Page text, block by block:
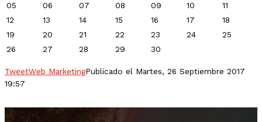
05
06 07 08 09 10
11
12
13 14 15 16 17
18
19
20 21 22 23 24
25
26
27 28 29 30
TweetWeb MarketingPublicado el Martes, 26 Septiembre 2017
19:57